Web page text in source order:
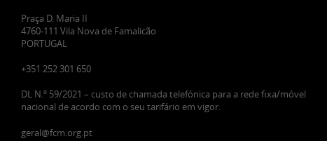
Praça D. Maria II
4760-111 Vila Nova de Famalicão
PORTUGAL
+351 252 301 650
DL N.º 59/2021 – custo de chamada telefónica para a rede fixa/móvel
nacional de acordo com o seu tarifário em vigor.
geral@fcm.org.pt